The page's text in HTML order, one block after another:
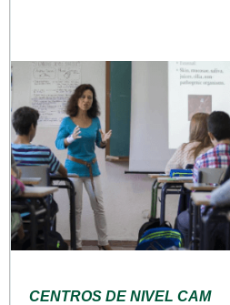
CENTROS DE NIVEL CAM